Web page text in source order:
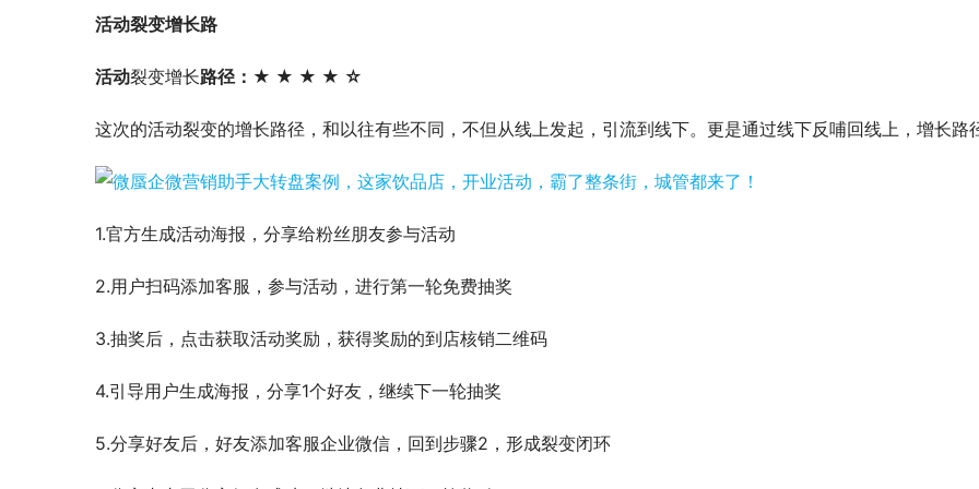
活动裂变增长路
活动裂变增长路径：★ ★ ★ ★ ☆
这次的活动裂变的增长路径，和以往有些不同，不但从线上发起，引流到线下。更是通过线下反哺回线上，增长路
1.官方生成活动海报，分享给粉丝朋友参与活动
2.用户扫码添加客服，参与活动，进行第一轮免费抽奖
3.抽奖后，点击获取活动奖励，获得奖励的到店核销二维码
4.引导用户生成海报，分享1个好友，继续下一轮抽奖
5.分享好友后，好友添加客服企业微信，回到步骤2，形成裂变闭环